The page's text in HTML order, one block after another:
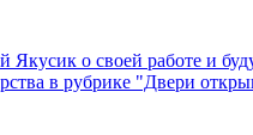
Якусик о своей работе и
в рубрике "Двери